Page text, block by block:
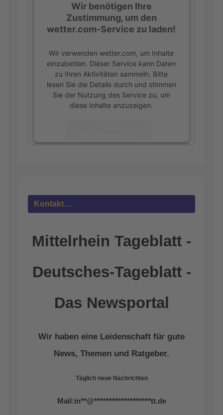
Wir benötigen Ihre
Zustimmung, um den
wetter.com-Service zu laden!
Wir verwenden wetter.com, um Inhalte
einzubetten. Dieser Service kann Daten
zu Ihren Aktivitäten sammeln. Bitte
lesen Sie die Details durch und stimmen
Sie der Nutzung des Service zu, um
diese Inhalte anzuzeigen.
Kontakt…
Mittelrhein Tageblatt -
Deutsches-Tageblatt -
Das Newsportal
Wir haben eine Leidenschaft für gute
News, Themen und Ratgeber.
Täglich neue Nachrichten
Mail:in**@*******************tt.de